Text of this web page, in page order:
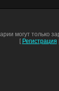
могут только
[ Регистрация